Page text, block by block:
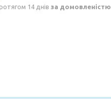
14 днів за домовленістю